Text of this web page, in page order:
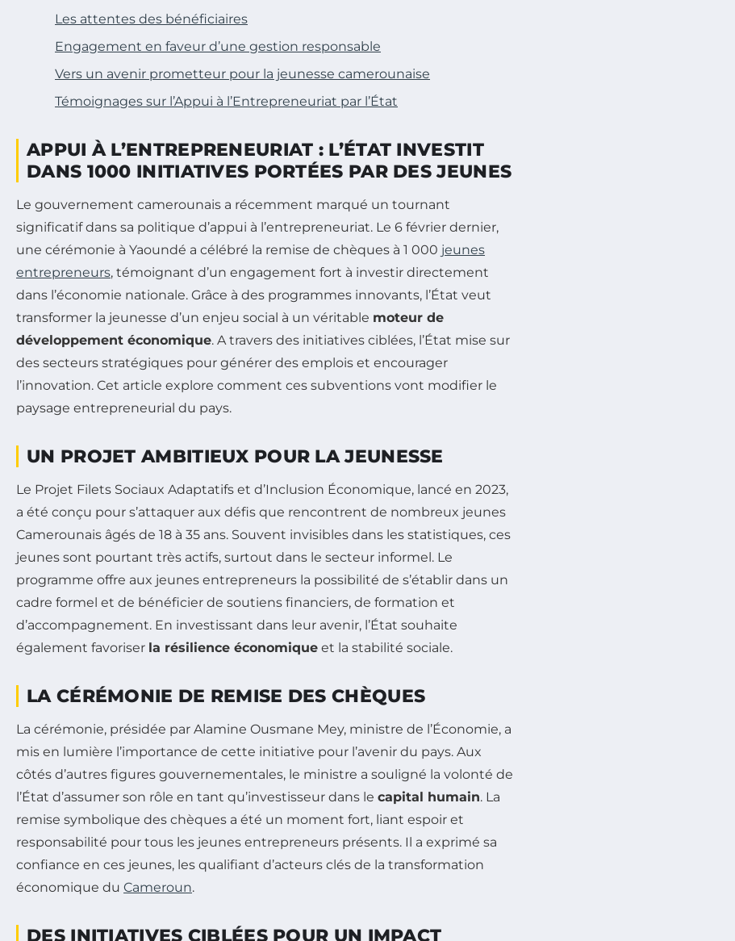
Les attentes des bénéficiaires
Engagement en faveur d’une gestion responsable
Vers un avenir prometteur pour la jeunesse camerounaise
Témoignages sur l’Appui à l’Entrepreneuriat par l’État
APPUI À L’ENTREPRENEURIAT : L’ÉTAT INVESTIT
DANS 1000 INITIATIVES PORTÉES PAR DES JEUNES
Le gouvernement camerounais a récemment marqué un tournant
significatif dans sa politique d’appui à l’entrepreneuriat. Le 6 février dernier,
une cérémonie à Yaoundé a célébré la remise de chèques à 1 000 jeunes
entrepreneurs, témoignant d’un engagement fort à investir directement
dans l’économie nationale. Grâce à des programmes innovants, l’État veut
transformer la jeunesse d’un enjeu social à un véritable moteur de
développement économique. A travers des initiatives ciblées, l’État mise sur
des secteurs stratégiques pour générer des emplois et encourager
l’innovation. Cet article explore comment ces subventions vont modifier le
paysage entrepreneurial du pays.
UN PROJET AMBITIEUX POUR LA JEUNESSE
Le Projet Filets Sociaux Adaptatifs et d’Inclusion Économique, lancé en 2023,
a été conçu pour s’attaquer aux défis que rencontrent de nombreux jeunes
Camerounais âgés de 18 à 35 ans. Souvent invisibles dans les statistiques, ces
jeunes sont pourtant très actifs, surtout dans le secteur informel. Le
programme offre aux jeunes entrepreneurs la possibilité de s’établir dans un
cadre formel et de bénéficier de soutiens financiers, de formation et
d’accompagnement. En investissant dans leur avenir, l’État souhaite
également favoriser la résilience économique et la stabilité sociale.
LA CÉRÉMONIE DE REMISE DES CHÈQUES
La cérémonie, présidée par Alamine Ousmane Mey, ministre de l’Économie, a
mis en lumière l’importance de cette initiative pour l’avenir du pays. Aux
côtés d’autres figures gouvernementales, le ministre a souligné la volonté de
l’État d’assumer son rôle en tant qu’investisseur dans le capital humain. La
remise symbolique des chèques a été un moment fort, liant espoir et
responsabilité pour tous les jeunes entrepreneurs présents. Il a exprimé sa
confiance en ces jeunes, les qualifiant d’acteurs clés de la transformation
économique du Cameroun.
DES INITIATIVES CIBLÉES POUR UN IMPACT